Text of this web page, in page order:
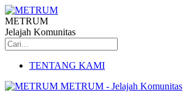
METRUM
Jelajah Komunitas
TENTANG KAMI
METRUM - Jelajah Komunitas